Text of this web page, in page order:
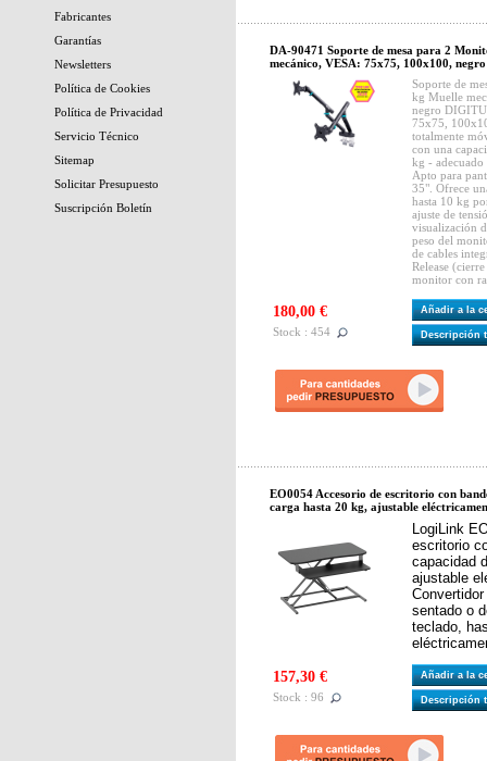
Fabricantes
Garantías
Newsletters
Política de Cookies
Política de Privacidad
Servicio Técnico
Sitemap
Solicitar Presupuesto
Suscripción Boletín
DA-90471 Soporte de mesa para 2
mecánico, VESA: 75x75, 100x100,
Soporte de
kg Muelle
negro
75x75,
totalmente
con una
kg - adecuado
Apto para
35". Ofrece
hasta 10 kg
ajuste de
visualización
peso del
de cables
Release
monitor con
180,00 €
Stock : 454
Añadir a la
Descripción
EO0054 Accesorio de escritorio con
carga hasta 20 kg, ajustable
LogiLink
escritorio
capacidad
ajustable
sentado o
teclado,
157,30 €
Stock : 96
Añadir a la
Descripción